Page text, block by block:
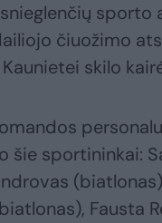
čiuožimo
skilo
šie sportininkai:
Fausta